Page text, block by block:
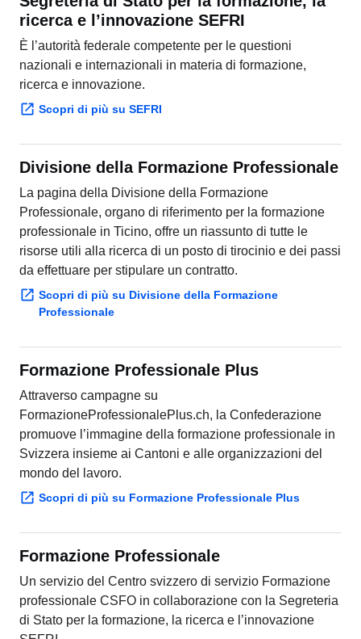
ricerca e l’innovazione SEFRI
È l’autorità federale competente per le questioni
nazionali e internazionali in materia di formazione,
ricerca e innovazione.
Divisione della Formazione Professionale
Professionale, organo di riferimento per la formazione
professionale in Ticino, offre un riassunto di tutte le
risorse utili alla ricerca di un posto di tirocinio e dei passi
da effettuare per stipulare un contratto.
Professionale
Formazione Professionale Plus
FormazioneProfessionalePlus.ch, la Confederazione
promuove l’immagine della formazione professionale in
Svizzera insieme ai Cantoni e alle organizzazioni del
mondo del lavoro.
Formazione Professionale
professionale CSFO in collaborazione con la Segreteria
di Stato per la formazione, la ricerca e l’innovazione
SEFRI.